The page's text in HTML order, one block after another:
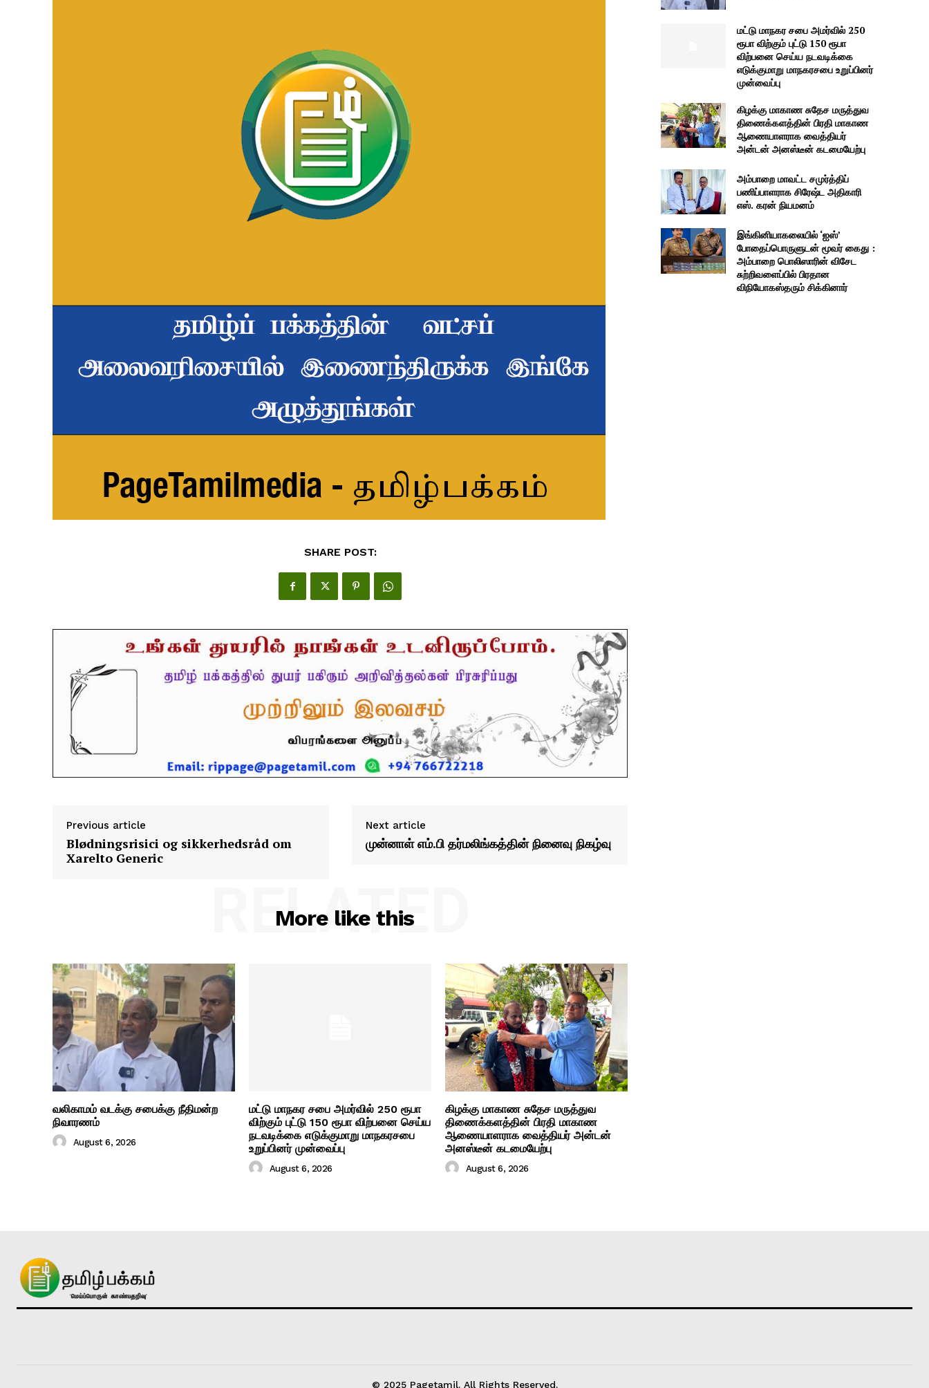
SHARE POST:
Previous article
Blødningsrisici og sikkerhedsråd om
Xarelto Generic
Next article
முன்னாள் எம்.பி தர்மலிங்கத்தின் நினைவு நிகழ்வு
More like this
RELATED
வலிகாமம் வடக்கு சபைக்கு நீதிமன்ற
நிவாரணம்
August 6, 2026
மட்டு மாநகர சபை அமர்வில் 250 ரூபா
விற்கும் புட்டு 150 ரூபா விற்பனை செய்ய
நடவடிக்கை எடுக்குமாறு மாநகரசபை
உறுப்பினர் முன்வைப்பு
August 6, 2026
கிழக்கு மாகாண சுதேச மருத்துவ
திணைக்களத்தின் பிரதி மாகாண
ஆணையாளராக வைத்தியர் அன்டன்
அனஸ்டீன் கடமையேற்பு
August 6, 2026
மட்டு மாநகர சபை அமர்வில் 250
ரூபா விற்கும் புட்டு 150 ரூபா
விற்பனை செய்ய நடவடிக்கை
எடுக்குமாறு மாநகரசபை உறுப்பினர்
முன்வைப்பு
கிழக்கு மாகாண சுதேச மருத்துவ
திணைக்களத்தின் பிரதி மாகாண
ஆணையாளராக வைத்தியர்
அன்டன் அனஸ்டீன் கடமையேற்பு
அம்பாறை மாவட்ட சமுர்த்திப்
பணிப்பாளராக சிரேஷ்ட அதிகாரி
எஸ். கரன் நியமனம்
இங்கினியாகலையில் ‘ஐஸ்’
போதைப்பொருளுடன் மூவர் கைது :
அம்பாறை பொலிஸாரின் விசேட
சுற்றிவளைப்பில் பிரதான
விநியோகஸ்தரும் சிக்கினார்
© 2025 Pagetamil. All Rights Reserved.